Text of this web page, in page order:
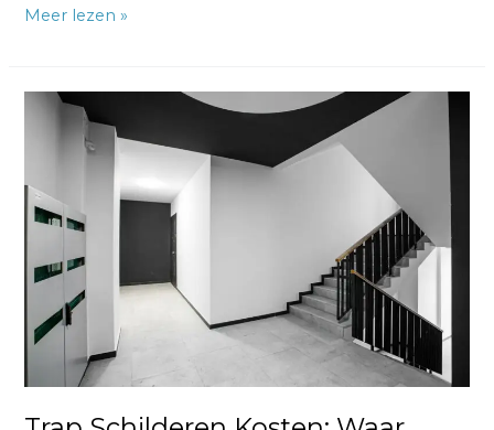
Meer lezen »
Trap
Schilderen
Waar
Moet
Op
Rekenen?